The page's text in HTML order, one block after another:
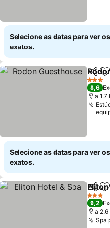
Selecione as datas para ver
exatos.
3 Estrelas
8,6
a 1.7
Selecione as datas para ver
exatos.
3 Estrelas
9,2
a 2.6
Spa